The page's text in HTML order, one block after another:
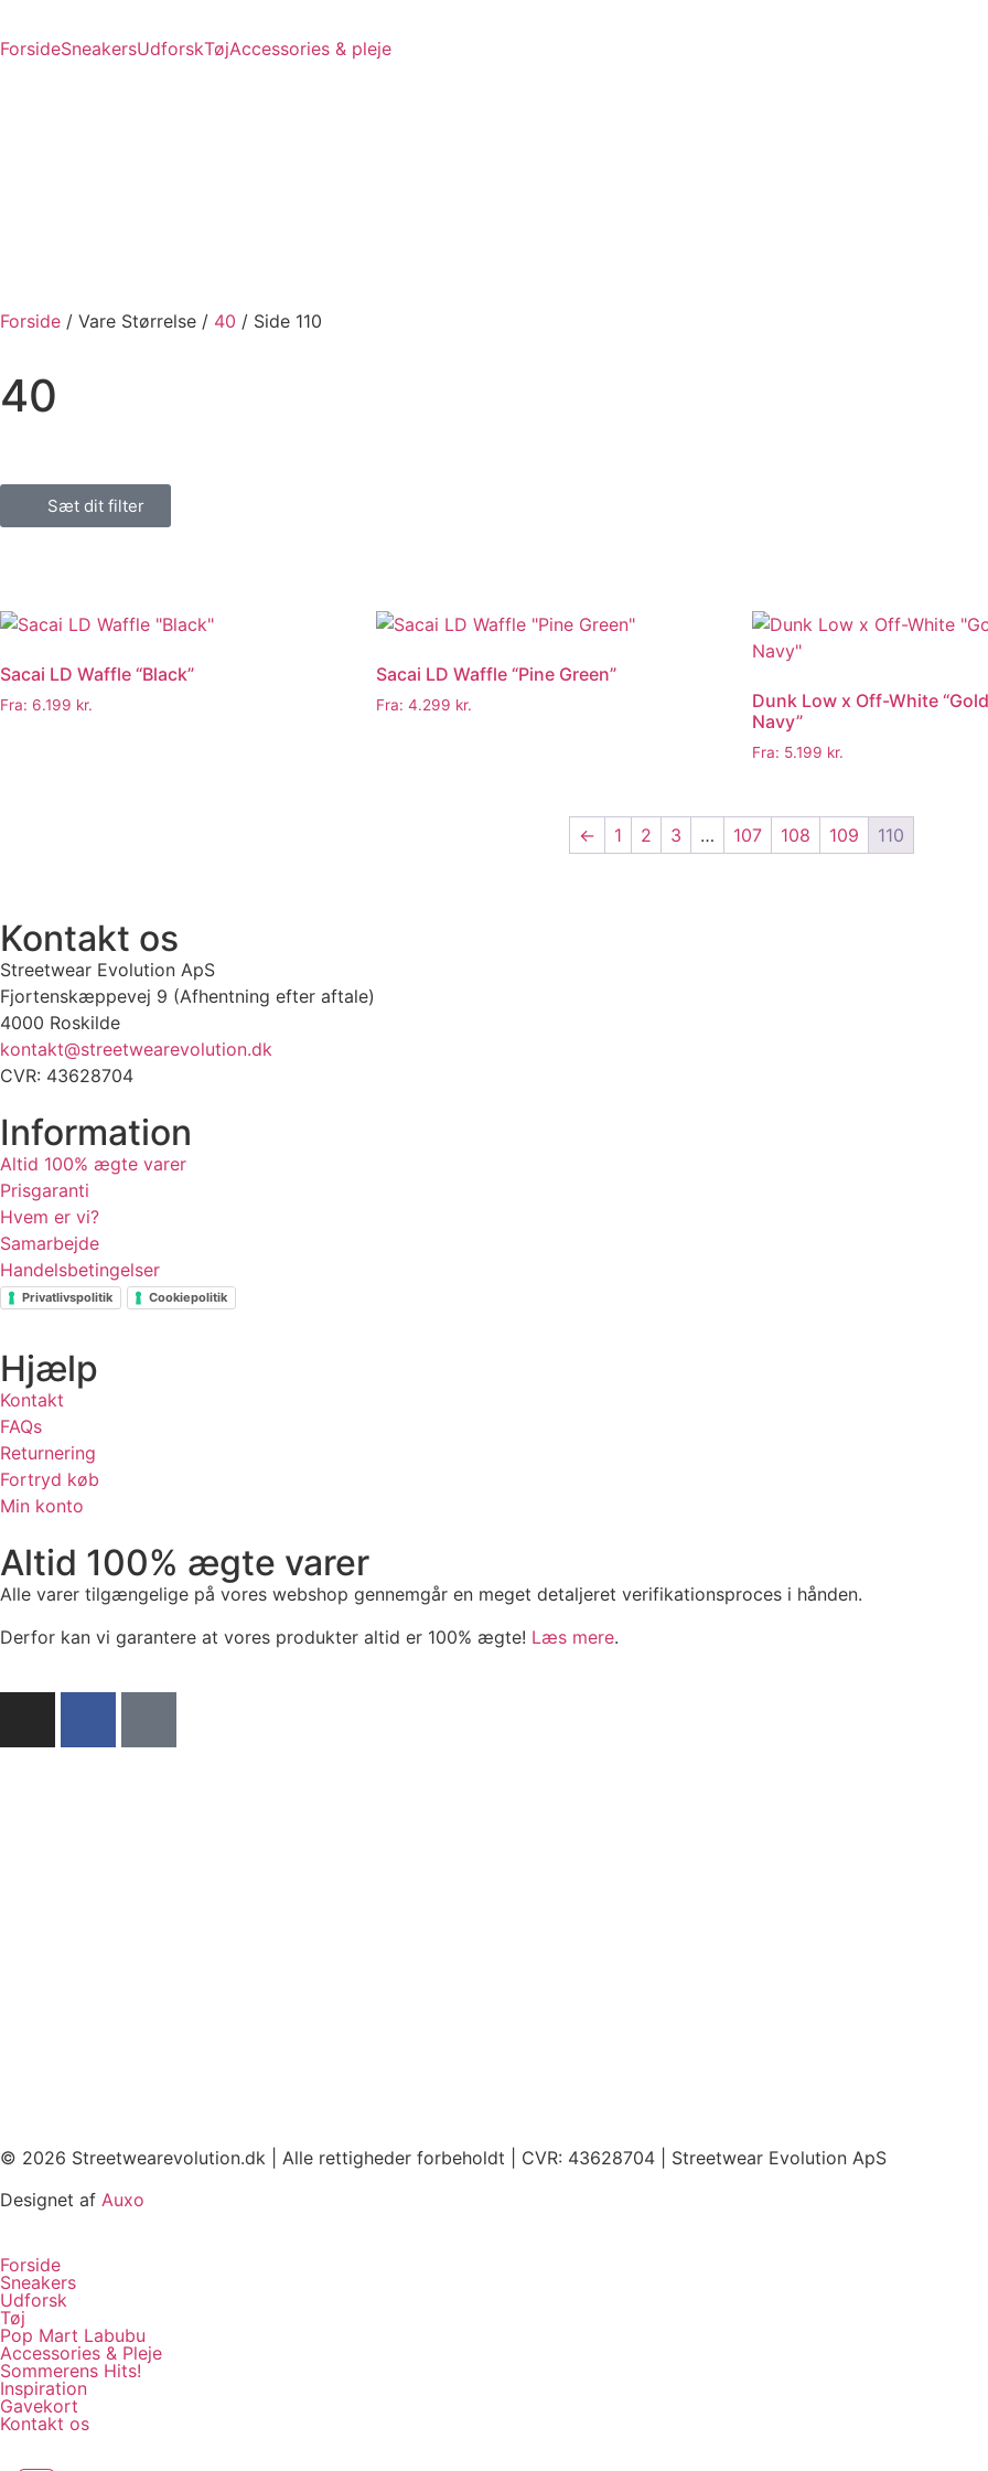
ForsideSneakersUdforskTøjAccessories & pleje
Forside / Vare Størrelse / 40 / Side 110
40
Sæt dit filter
Sacai LD Waffle “Black”
Fra: 6.199 kr.
Sacai LD Waffle “Pine Green”
Fra: 4.299 kr.
Dunk Low x Off-White
Navy”
Fra: 5.199 kr.
← 1 2 3 … 107 108 109 110
Kontakt os
Streetwear Evolution ApS
Fjortenskæppevej 9 (Afhentning efter aftale)
4000 Roskilde
kontakt@streetwearevolution.dk
CVR: 43628704
Information
Altid 100% ægte varer
Prisgaranti
Hvem er vi?
Samarbejde
Handelsbetingelser
Privatlivspolitik Cookiepolitik
Hjælp
Kontakt
FAQs
Returnering
Fortryd køb
Min konto
Altid 100% ægte varer
Alle varer tilgængelige på vores webshop gennemgår en meget detaljeret verifikationsproces i hånden.
Derfor kan vi garantere at vores produkter altid er 100% ægte! Læs mere.
© 2026 Streetwearevolution.dk | Alle rettigheder forbeholdt | CVR: 43628704 | Streetwear Evolution ApS
Designet af Auxo
Forside
Sneakers
Udforsk
Tøj
Pop Mart Labubu
Accessories & Pleje
Sommerens Hits!
Inspiration
Gavekort
Kontakt os